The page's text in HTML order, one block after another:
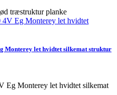
træstruktur planke
Monterey let hvidtet silkemat struktur
Eg Monterey let hvidtet silkemat